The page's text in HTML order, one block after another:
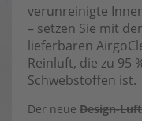
verunreinigte
– setzen Sie mit
lieferbaren
Reinluft, die zu 95
Schwebstoffen ist.
Der neue Design-